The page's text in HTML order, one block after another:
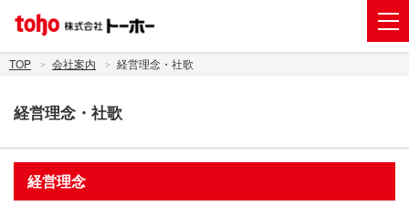
会社案内
株主・投資家情報
トーホーグループのサステナビリティ
TOP 会社案内 経営理念・社歌
経営理念・社歌
経営理念